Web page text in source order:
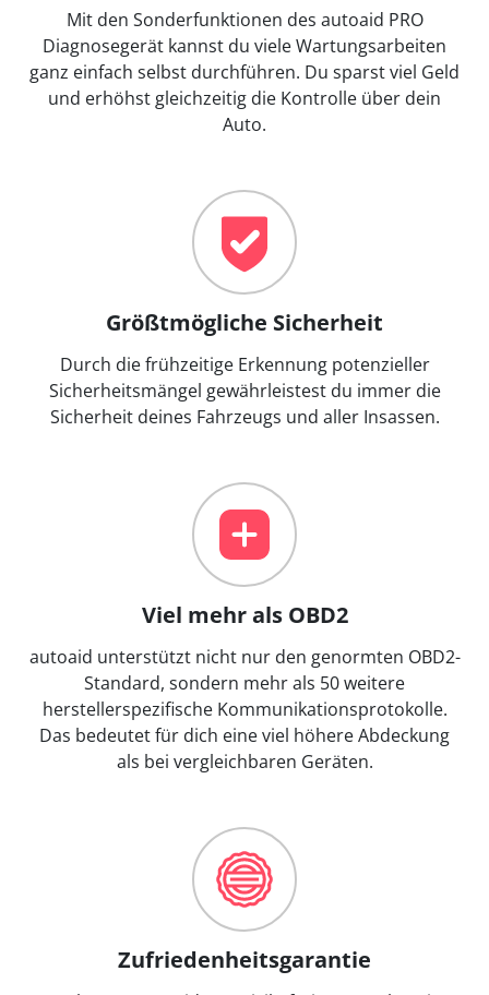
Mit den Sonderfunktionen des autoaid PRO
Diagnosegerät kannst du viele Wartungsarbeiten
ganz einfach selbst durchführen. Du sparst viel Geld
und erhöhst gleichzeitig die Kontrolle über dein
Auto.
Größtmögliche Sicherheit
Durch die frühzeitige Erkennung potenzieller
Sicherheitsmängel gewährleistest du immer die
Sicherheit deines Fahrzeugs und aller Insassen.
Viel mehr als OBD2
autoaid unterstützt nicht nur den genormten OBD2-
Standard, sondern mehr als 50 weitere
herstellerspezifische Kommunikationsprotokolle.
Das bedeutet für dich eine viel höhere Abdeckung
als bei vergleichbaren Geräten.
Zufriedenheitsgarantie